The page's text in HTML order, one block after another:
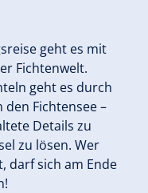
geht es mit
Fichtenwelt.
geht es durch
Fichtensee –
Details zu
zu lösen. Wer
darf sich am Ende